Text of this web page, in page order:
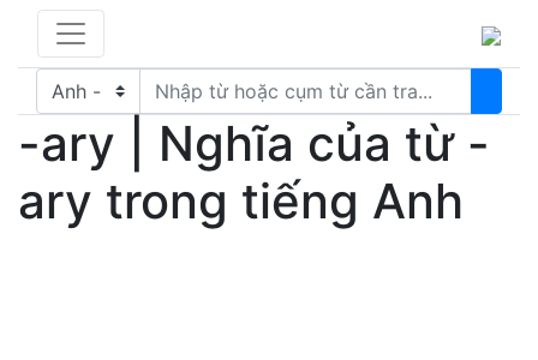
-ary | Nghĩa của từ -
ary trong tiếng Anh